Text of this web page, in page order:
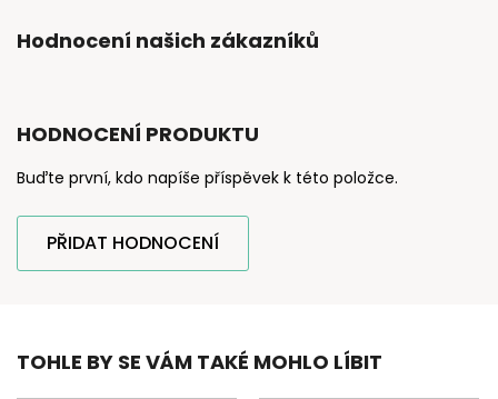
Hodnocení našich zákazníků
HODNOCENÍ PRODUKTU
Buďte první, kdo napíše příspěvek k této položce.
PŘIDAT HODNOCENÍ
TOHLE BY SE VÁM TAKÉ MOHLO LÍBIT